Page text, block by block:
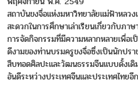
สถาบันขงจื่อแห่งมหาวิทยาลัยแม่ฟ้าหลว
สะดวกในการศึกษาเล่าเรียนเกี่ยวกับภ
การจัดกิจกรรมที่มีความหลากหลายเพื่อ
ดีงามของท่านบรมครูขงจื่อซึ่งเป็นนักป
สืบทอดศิลปะและวัฒนธรรมจีนแบบดั้งเ
อันดีระหว่างประเทศจีนและประเทศไทยอี